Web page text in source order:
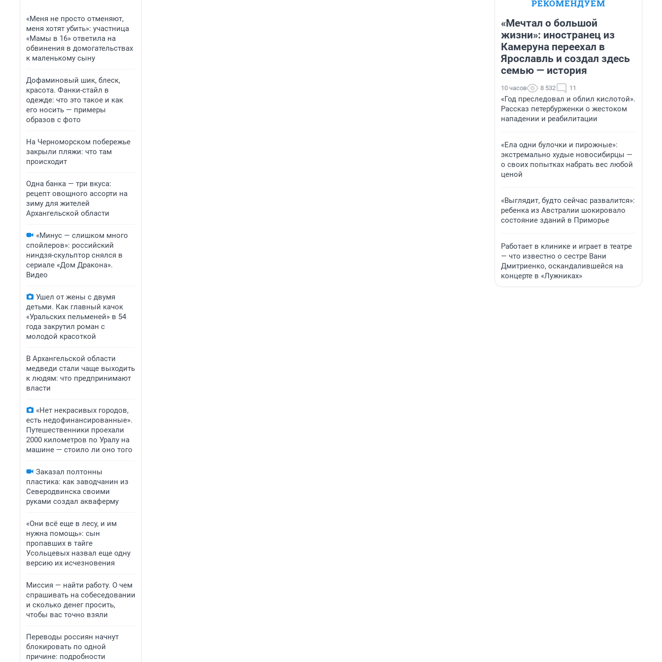
«Меня не просто отменяют,
меня хотят убить»: участница
«Мамы в 16» ответила на
обвинения в домогательствах
к маленькому сыну
Дофаминовый шик, блеск,
красота. Фанки-стайл в
одежде: что это такое и как
его носить — примеры
образов с фото
На Черноморском побережье
закрыли пляжи: что там
происходит
Одна банка — три вкуса:
рецепт овощного ассорти на
зиму для жителей
Архангельской области
«Минус — слишком много
спойлеров»: российский
ниндзя-скульптор снялся в
сериале «Дом Дракона».
Видео
Ушел от жены с двумя
детьми. Как главный качок
«Уральских пельменей» в 54
года закрутил роман с
молодой красоткой
В Архангельской области
медведи стали чаще выходить
к людям: что предпринимают
власти
«Нет некрасивых городов,
есть недофинансированные».
Путешественники проехали
2000 километров по Уралу на
машине — стоило ли оно того
Заказал полтонны
пластика: как заводчанин из
Северодвинска своими
руками создал акваферму
«Они всё еще в лесу, и им
нужна помощь»: сын
пропавших в тайге
Усольцевых назвал еще одну
версию их исчезновения
Миссия — найти работу. О чем
спрашивать на собеседовании
и сколько денег просить,
чтобы вас точно взяли
Переводы россиян начнут
блокировать по одной
причине: подробности
РЕКОМЕНДУЕМ
«Мечтал о большой
жизни»: иностранец из
Камеруна переехал в
Ярославль и создал здесь
семью — история
10 часов 8 532 11
«Год преследовал и облил кислотой».
Рассказ петербурженки о жестоком
нападении и реабилитации
«Ела одни булочки и пирожные»:
экстремально худые новосибирцы —
о своих попытках набрать вес любой
ценой
«Выглядит, будто сейчас развалится»:
ребенка из Австралии шокировало
состояние зданий в Приморье
Работает в клинике и играет в театре
— что известно о сестре Вани
Дмитриенко, оскандалившейся на
концерте в «Лужниках»